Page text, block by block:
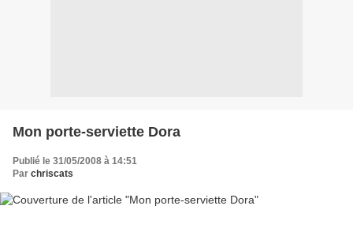
Mon porte-serviette Dora
Publié le 31/05/2008 à 14:51
Par chriscats